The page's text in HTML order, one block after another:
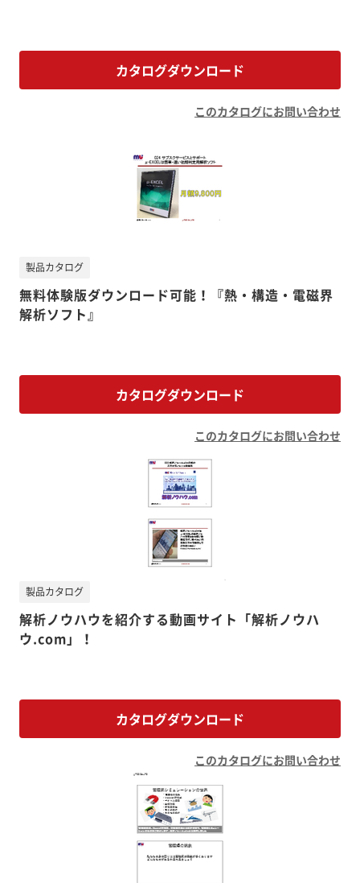
カタログダウンロード
このカタログにお問い合わせ
無料体験版ダウンロード可能！『熱・構造・電磁界
解析ソフト』
製品カタログ
カタログダウンロード
このカタログにお問い合わせ
解析ノウハウを紹介する動画サイト「解析ノウハ
ウ.com」！
製品カタログ
カタログダウンロード
このカタログにお問い合わせ